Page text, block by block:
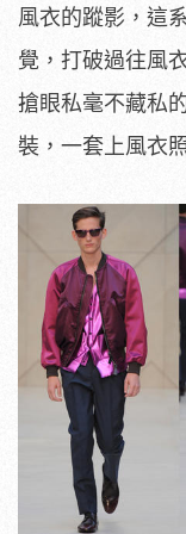
風衣的蹤影，這
覺，打破過往風
搶眼私毫不藏私
裝，一套上風衣